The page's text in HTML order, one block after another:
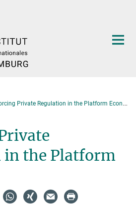
Private Regulation in the Platform Economy
in the Platform